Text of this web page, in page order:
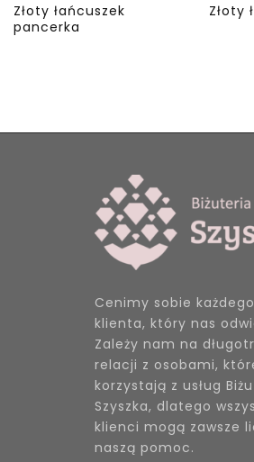
Złoty łańcuszek
pancerka
Złoty
Cenimy sobie każdego
klienta, który nas
Zależy nam na
relacji z osobami,
korzystają z usług
Szyszka, dlatego
klienci mogą zawsze
naszą pomoc.